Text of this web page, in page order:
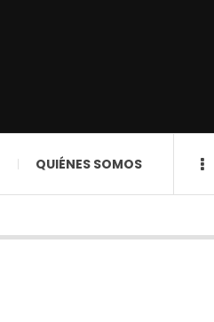
QUIÉNES SOMOS